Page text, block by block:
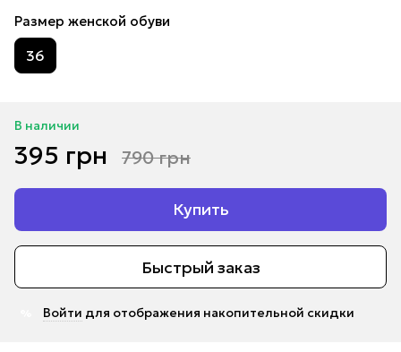
Размер женской обуви
36
В наличии
395 грн 790 грн
Купить
Быстрый заказ
Войти для отображения накопительной скидки